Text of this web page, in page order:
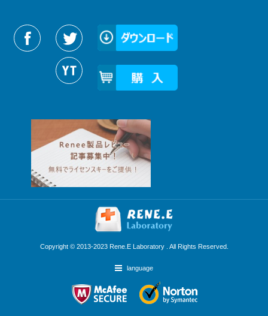
Reneelabをフォローする
Copyright © 2013-2023 Rene.E Laboratory . All Rights Reserved.
language